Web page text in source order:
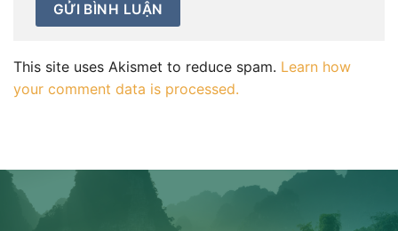
This site uses Akismet to reduce spam. Learn how
your comment data is processed.